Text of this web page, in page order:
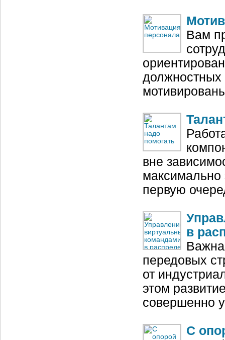
Вам
должностных
вне
максимально
первую
в
передовых
от
этом
совершенно
С